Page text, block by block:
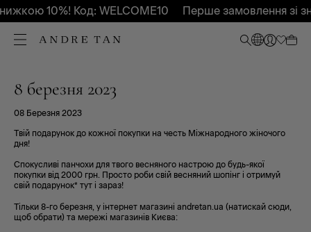
10%! Код: WELCOME10 Перше замовлення зі
8 березня 2023
08 Березня 2023
Твій подарунок до кожної покупки на честь Міжнародного жіночого
дня!
Спокусливі панчохи для твого весняного настрою до будь-якої
покупки від 2000 грн. Просто роби свій весняний шопінг і отримуй
свій подарунок* тут і зараз!
Тільки 8-го березня, у інтернет магазині andretan.ua (натискай сюди,
щоб обрати) та мережі магазинів Києва: